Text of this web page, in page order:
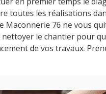
toutes les réalisations
Maconnerie 76 ne vous
le chantier pour
de vos travaux.